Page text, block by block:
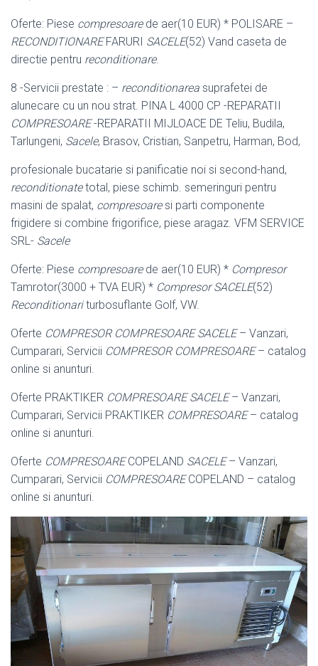
Oferte: Piese compresoarede aer(10 EUR) * POLISARE –
RECONDITIONAREFARURI SACELE(52) Vand caseta de
directie pentru reconditionare.
8 -Servicii prestate : – reconditionarea suprafetei de
alunecare cu un nou strat. PINA L 4000 CP -REPARATII
COMPRESOARE-REPARATII MIJLOACE DE Teliu, Budila,
Tarlungeni, Sacele, Brasov, Cristian, Sanpetru, Harman, Bod,
profesionale bucatarie si panificatie noi si second-hand,
reconditionatetotal, piese schimb. semeringuri pentru
masini de spalat, compresoaresi parti componente
frigidere si combine frigorifice, piese aragaz. VFM SERVICE
SRL- Sacele
Oferte: Piese compresoarede aer(10 EUR) * Compresor
Tamrotor(3000 + TVA EUR) * Compresor SACELE(52)
Reconditionariturbosuflante Golf, VW.
Oferte COMPRESOR COMPRESOARE SACELE– Vanzari,
Cumparari, Servicii COMPRESOR COMPRESOARE– catalog
online si anunturi.
Oferte PRAKTIKER COMPRESOARE SACELE– Vanzari,
Cumparari, Servicii PRAKTIKER COMPRESOARE– catalog
online si anunturi.
Oferte COMPRESOARECOPELAND SACELE– Vanzari,
Cumparari, Servicii COMPRESOARECOPELAND – catalog
online si anunturi.